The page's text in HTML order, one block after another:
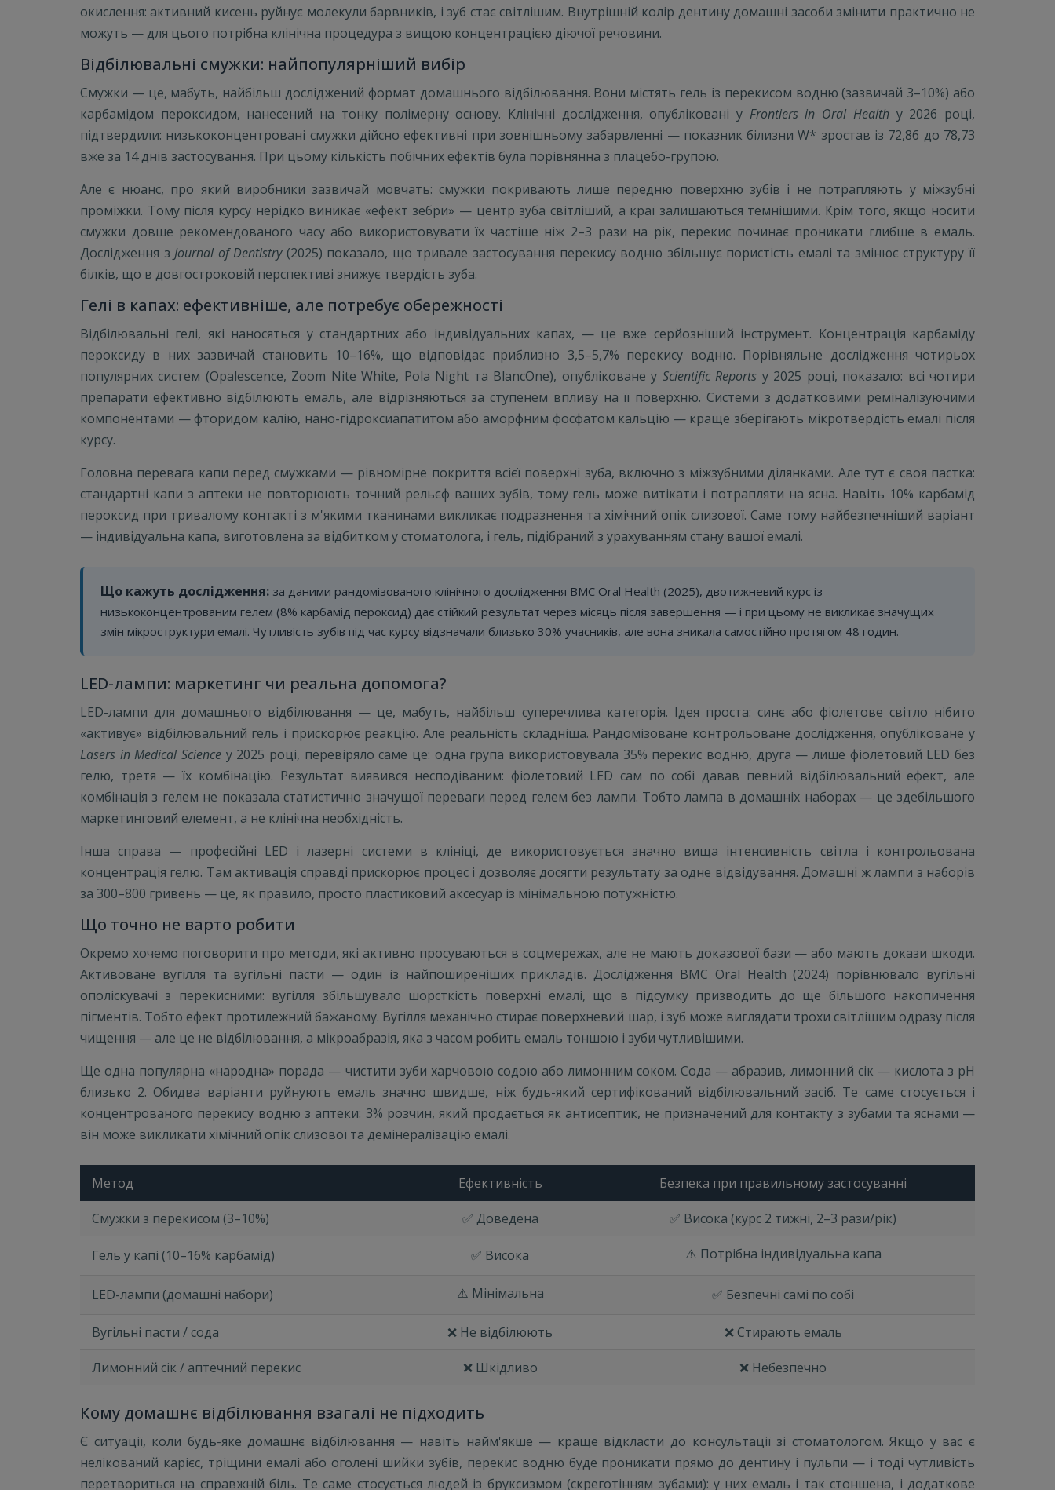
окислення: активний кисень руйнує молекули барвників, і зуб стає світлішим. Внутрішній колір дентину домашні засоби змінити практично не
можуть — для цього потрібна клінічна процедура з вищою концентрацією діючої речовини.
Відбілювальні смужки: найпопулярніший вибір
Смужки — це, мабуть, найбільш досліджений формат домашнього відбілювання. Вони містять гель із перекисом водню (зазвичай 3–10%) або
карбамідом пероксидом, нанесений на тонку полімерну основу. Клінічні дослідження, опубліковані у Frontiers in Oral Healthу 2026 році,
підтвердили: низькоконцентровані смужки дійсно ефективні при зовнішньому забарвленні — показник білизни W* зростав із 72,86 до 78,73
вже за 14 днів застосування. При цьому кількість побічних ефектів була порівнянна з плацебо-групою.
Але є нюанс, про який виробники зазвичай мовчать: смужки покривають лише передню поверхню зубів і не потрапляють у міжзубні
проміжки. Тому після курсу нерідко виникає «ефект зебри» — центр зуба світліший, а краї залишаються темнішими. Крім того, якщо носити
смужки довше рекомендованого часу або використовувати їх частіше ніж 2–3 рази на рік, перекис починає проникати глибше в емаль.
Дослідження з Journal of Dentistry(2025) показало, що тривале застосування перекису водню збільшує пористість емалі та змінює структуру її
білків, що в довгостроковій перспективі знижує твердість зуба.
Гелі в капах: ефективніше, але потребує обережності
Відбілювальні гелі, які наносяться у стандартних або індивідуальних капах, — це вже серйозніший інструмент. Концентрація карбаміду
пероксиду в них зазвичай становить 10–16%, що відповідає приблизно 3,5–5,7% перекису водню. Порівняльне дослідження чотирьох
популярних систем (Opalescence, Zoom Nite White, Pola Night та BlancOne), опубліковане у Scientific Reports у 2025 році, показало: всі чотири
препарати ефективно відбілюють емаль, але відрізняються за ступенем впливу на її поверхню. Системи з додатковими реміналізуючими
компонентами — фторидом калію, нано-гідроксиапатитом або аморфним фосфатом кальцію — краще зберігають мікротвердість емалі після
курсу.
Головна перевага капи перед смужками — рівномірне покриття всієї поверхні зуба, включно з міжзубними ділянками. Але тут є своя пастка:
стандартні капи з аптеки не повторюють точний рельєф ваших зубів, тому гель може витікати і потрапляти на ясна. Навіть 10% карбамід
пероксид при тривалому контакті з м'якими тканинами викликає подразнення та хімічний опік слизової. Саме тому найбезпечніший варіант
— індивідуальна капа, виготовлена за відбитком у стоматолога, і гель, підібраний з урахуванням стану вашої емалі.
Що кажуть дослідження: за даними рандомізованого клінічного дослідження BMC Oral Health (2025), двотижневий курс із
низькоконцентрованим гелем (8% карбамід пероксид) дає стійкий результат через місяць після завершення — і при цьому не викликає значущих
змін мікроструктури емалі. Чутливість зубів під час курсу відзначали близько 30% учасників, але вона зникала самостійно протягом 48 годин.
LED-лампи: маркетинг чи реальна допомога?
LED-лампи для домашнього відбілювання — це, мабуть, найбільш суперечлива категорія. Ідея проста: синє або фіолетове світло нібито
«активує» відбілювальний гель і прискорює реакцію. Але реальність складніша. Рандомізоване контрольоване дослідження, опубліковане у
Lasers in Medical Science у 2025 році, перевіряло саме це: одна група використовувала 35% перекис водню, друга — лише фіолетовий LED без
гелю, третя — їх комбінацію. Результат виявився несподіваним: фіолетовий LED сам по собі давав певний відбілювальний ефект, але
комбінація з гелем не показала статистично значущої переваги перед гелем без лампи. Тобто лампа в домашніх наборах — це здебільшого
маркетинговий елемент, а не клінічна необхідність.
Інша справа — професійні LED і лазерні системи в клініці, де використовується значно вища інтенсивність світла і контрольована
концентрація гелю. Там активація справді прискорює процес і дозволяє досягти результату за одне відвідування. Домашні ж лампи з наборів
за 300–800 гривень — це, як правило, просто пластиковий аксесуар із мінімальною потужністю.
Що точно не варто робити
Окремо хочемо поговорити про методи, які активно просуваються в соцмережах, але не мають доказової бази — або мають докази шкоди.
Активоване вугілля та вугільні пасти — один із найпоширеніших прикладів. Дослідження BMC Oral Health (2024) порівнювало вугільні
ополіскувачі з перекисними: вугілля збільшувало шорсткість поверхні емалі, що в підсумку призводить до ще більшого накопичення
пігментів. Тобто ефект протилежний бажаному. Вугілля механічно стирає поверхневий шар, і зуб може виглядати трохи світлішим одразу після
чищення — але це не відбілювання, а мікроабразія, яка з часом робить емаль тоншою і зуби чутливішими.
Ще одна популярна «народна» порада — чистити зуби харчовою содою або лимонним соком. Сода — абразив, лимонний сік — кислота з pH
близько 2. Обидва варіанти руйнують емаль значно швидше, ніж будь-який сертифікований відбілювальний засіб. Те саме стосується і
концентрованого перекису водню з аптеки: 3% розчин, який продається як антисептик, не призначений для контакту з зубами та яснами —
він може викликати хімічний опік слизової та демінералізацію емалі.
Метод Ефективність Безпека при правильному застосуванні
Смужки з перекисом (3–10%) ✅ Доведена ✅ Висока (курс 2 тижні, 2–3 рази/рік)
Гель у капі (10–16% карбамід) ✅ Висока ⚠️ Потрібна індивідуальна капа
LED-лампи (домашні набори) ⚠️ Мінімальна ✅ Безпечні самі по собі
Вугільні пасти / сода ❌ Не відбілюють ❌ Стирають емаль
Лимонний сік / аптечний перекис ❌ Шкідливо ❌ Небезпечно
Кому домашнє відбілювання взагалі не підходить
Є ситуації, коли будь-яке домашнє відбілювання — навіть найм'якше — краще відкласти до консультації зі стоматологом. Якщо у вас є
нелікований карієс, тріщини емалі або оголені шийки зубів, перекис водню буде проникати прямо до дентину і пульпи — і тоді чутливість
перетвориться на справжній біль. Те саме стосується людей із бруксизмом (скреготінням зубами): у них емаль і так стоншена, і додаткове